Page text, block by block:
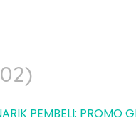
PEMBELI: